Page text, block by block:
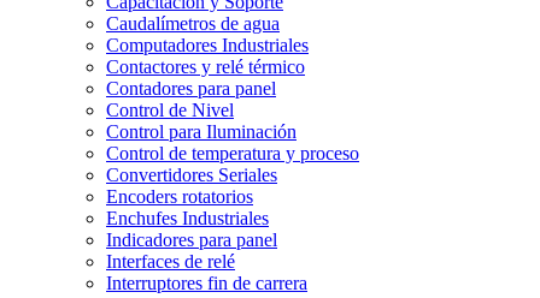
Caudalímetros de agua
Computadores Industriales
Contactores y relé térmico
Contadores para panel
Control de Nivel
Control para Iluminación
Control de temperatura y proceso
Convertidores Seriales
Encoders rotatorios
Enchufes Industriales
Indicadores para panel
Interfaces de relé
Interruptores fin de carrera